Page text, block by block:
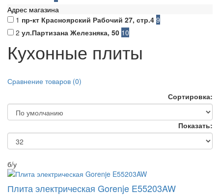
Адрес магазина
1 пр-кт Красноярский Рабочий 27, стр.4 9
2 ул.Партизана Железняка, 50 10
Кухонные плиты
Сравнение товаров (0)
Сортировка:
Показать:
б/у
Плита электрическая Gorenje E55203AW